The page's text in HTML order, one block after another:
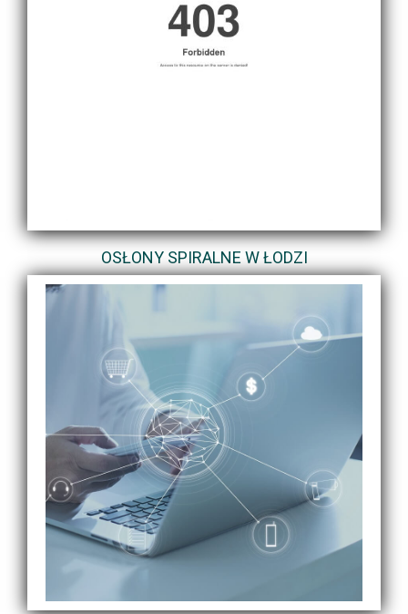
OSŁONY SPIRALNE W ŁODZI